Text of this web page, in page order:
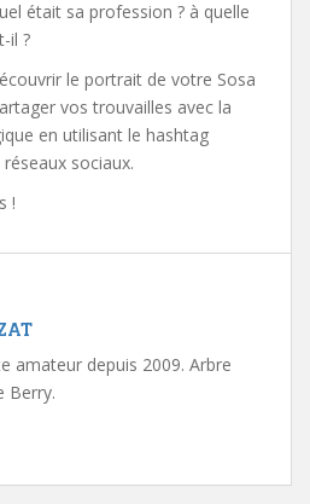
était sa profession ? à quelle
il ?
le portrait de votre Sosa
vos trouvailles avec la
en utilisant le hashtag
réseaux sociaux.
!
amateur depuis 2009. Arbre
Berry.